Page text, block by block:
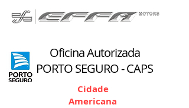
Oficina Autorizada
PORTO SEGURO - CAPS
Cidade
Americana